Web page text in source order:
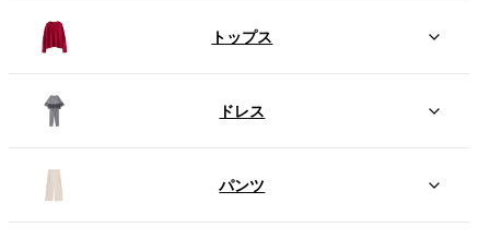
トップス
ドレス
パンツ